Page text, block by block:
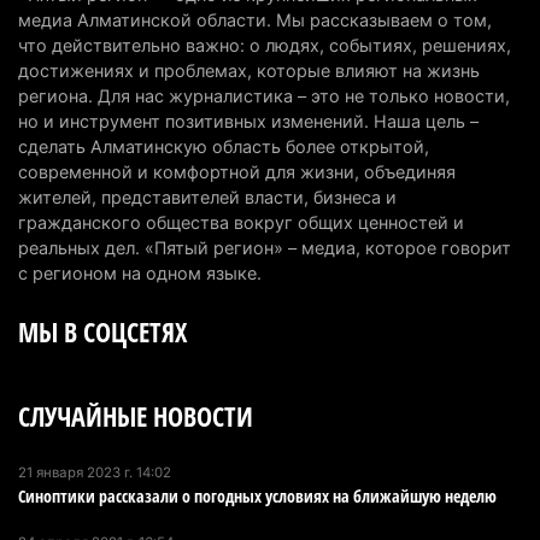
тарифы
6 августа 2026 г. 14:36 228
Сильнейшие дзюдоисты мира приехали на
сборы в Алматинскую область
6 августа 2026 г. 12:12
Первый раз с ИИ в первый класс: казахстанских
первоклассников начнут учить искусственному
интеллекту
Казахстанцы назвали доход, при котором не
6 августа 2026 г. 09:52
Пожар в Аксайском ущелье под Алматы
полностью ликвидирован спустя три дня
медиа Алматинской области. Мы рассказываем о том,
что действительно важно: о людях, событиях, решениях,
достижениях и проблемах, которые влияют на жизнь
региона. Для нас журналистика – это не только новости,
но и инструмент позитивных изменений. Наша цель –
сделать Алматинскую область более открытой,
современной и комфортной для жизни, объединяя
жителей, представителей власти, бизнеса и
гражданского общества вокруг общих ценностей и
реальных дел. «Пятый регион» – медиа, которое говорит
с регионом на одном языке.
МЫ В СОЦСЕТЯХ
СЛУЧАЙНЫЕ НОВОСТИ
21 января 2023 г. 14:02
Синоптики рассказали о погодных условиях на ближайшую неделю